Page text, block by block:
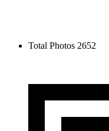
Total Photos 2652